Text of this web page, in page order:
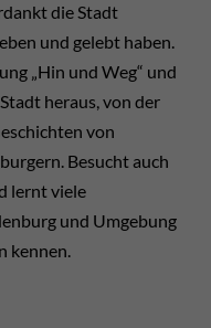
die Stadt
und gelebt haben.
„Hin und Weg“ und
heraus, von der
von
Besucht auch
lernt viele
und Umgebung
kennen.